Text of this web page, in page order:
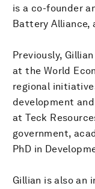
is a co-founder
Battery Alliance,
Previously,
at the World
regional
development
at Teck
government,
PhD in
Gillian is also an